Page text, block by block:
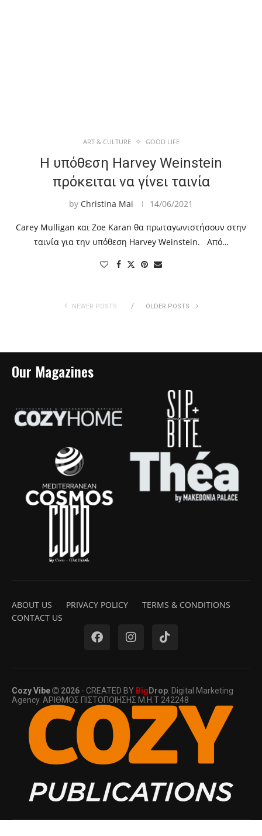
ART & CULTURE GOOD LIFE
Η υπόθεση Harvey Weinstein
πρόκειται να γίνει ταινία
by Christina Mai 14/06/2021
Carey Mulligan και Zoe Karan θα πρωταγωνιστήσουν στην
ταινία για την υπόθεση Harvey Weinstein. Από…
NEWER POSTS OLDER POSTS
Our Magazines
ABOUT US PRIVACY POLICY
TERMS & CONDITIONS
CONTACT US
Cozy Vibe 2026 - CREATED BY Big Drop . Digital Marketing
Agency. ΑΡΙΘΜΟΣ ΠΙΣΤΟΠΟΙΗΣΗΣ Μ.Η.Τ 242248